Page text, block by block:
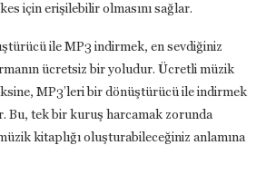
için erişilebilir olmasını sağlar.
ile MP3 indirmek, en sevdiğiniz
ücretsiz bir yoludur. Ücretli müzik
MP3’leri bir dönüştürücü ile indirmek
Bu, tek bir kuruş harcamak zorunda
kitaplığı oluşturabileceğiniz anlamına